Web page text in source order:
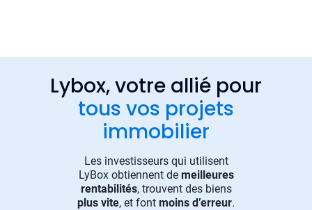
Lybox, votre allié pour
tous vos projets
immobilier
Les investisseurs qui utilisent
LyBox obtiennent de meilleures
rentabilités, trouvent des biens
plus vite, et font moins d’erreur.